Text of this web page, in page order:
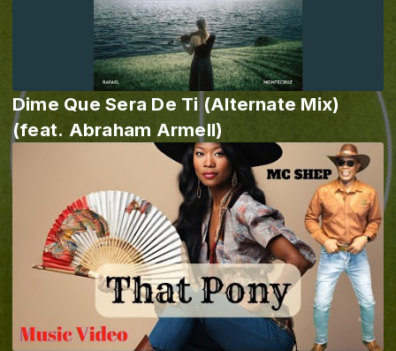
Dime Que Sera De Ti (Alternate Mix)
(feat. Abraham Armell)